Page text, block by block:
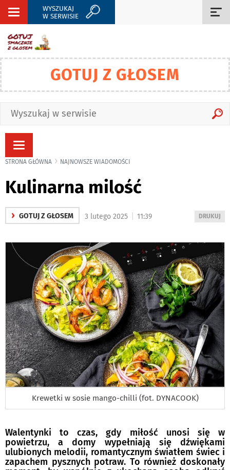
Rozwiń
WYSZUKAJ
W SERWISIE
GOTUJ Z GŁOSEM
Rozwiń
STRONA GŁÓWNA NAJNOWSZE WIADOMOŚCI
Kulinarna milość
› GOTUJ Z GŁOSEM
WYDRUKUJ
DRUKUJ
3 lutego 2025 11:39
Krewetki w sosie mango-chilli (fot. DYNACOOK)
Walentynki to czas, gdy miłość unosi się w
powietrzu, a domy wypełniają się dźwiękami
ulubionych melodii, romantycznym światłem świec i
zapachem pysznych potraw. To również doskonały